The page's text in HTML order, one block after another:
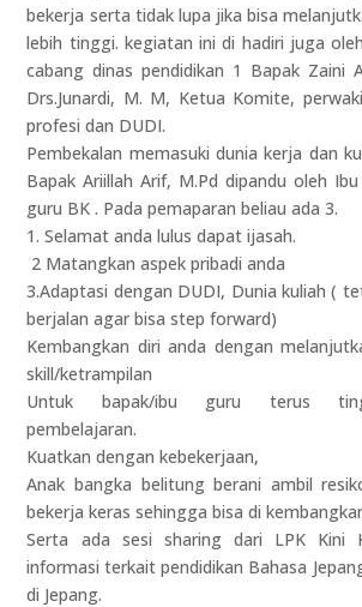
bekerja serta tidak lupa jika bisa
lebih tinggi. kegiatan ini di hadiri juga
cabang dinas pendidikan 1 Bapak Zaini
Drs.Junardi, M. M, Ketua Komite,
profesi dan DUDI.
Pembekalan memasuki dunia kerja dan
Bapak Ariillah Arif, M.Pd dipandu oleh
guru BK . Pada pemaparan beliau ada 3.
1. Selamat anda lulus dapat ijasah.
2 Matangkan aspek pribadi anda
3.Adaptasi dengan DUDI, Dunia kuliah (
berjalan agar bisa step forward)
Kembangkan diri anda dengan
skill/ketrampilan
Untuk bapak/ibu guru terus
pembelajaran.
Kuatkan dengan kebekerjaan,
Anak bangka belitung berani ambil
bekerja keras sehingga bisa di
Serta ada sesi sharing dari LPK Kini
informasi terkait pendidikan Bahasa
di Jepang.